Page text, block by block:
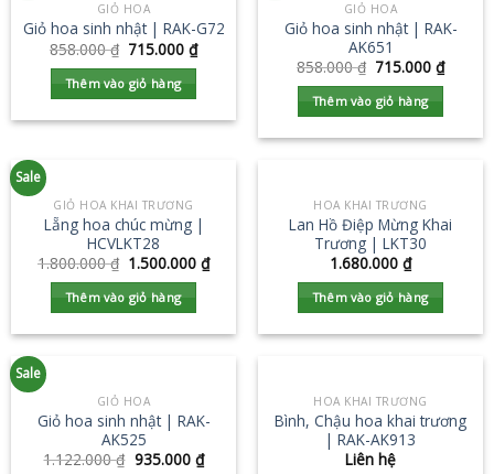
GIỎ HOA
Giỏ hoa sinh nhật | RAK-G72
858.000₫ 715.000₫
Thêm vào giỏ hàng
GIỎ HOA
Giỏ hoa sinh nhật | RAK-
AK651
858.000₫ 715.000₫
Thêm vào giỏ hàng
Sale
GIỎ HOA KHAI TRƯƠNG
Lẵng hoa chúc mừng |
HCVLKT28
1.800.000₫ 1.500.000₫
Thêm vào giỏ hàng
HOA KHAI TRƯƠNG
Lan Hồ Điệp Mừng Khai
Trương | LKT30
1.680.000 ₫
Thêm vào giỏ hàng
Sale
GIỎ HOA
Giỏ hoa sinh nhật | RAK-
AK525
1.122.000₫ 935.000 ₫
HOA KHAI TRƯƠNG
Bình, Chậu hoa khai trương
| RAK-AK913
Liên hệ